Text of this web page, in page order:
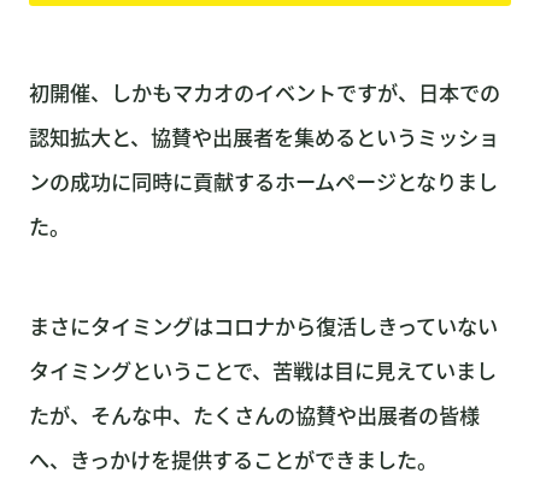
初開催、しかもマカオのイベントですが、日本での
認知拡大と、協賛や出展者を集めるというミッショ
ンの成功に同時に貢献するホームページとなりまし
た。
まさにタイミングはコロナから復活しきっていない
タイミングということで、苦戦は目に見えていまし
たが、そんな中、たくさんの協賛や出展者の皆様
へ、きっかけを提供することができました。